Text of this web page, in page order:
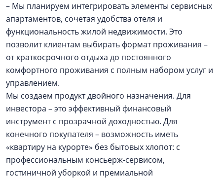
– Мы планируем интегрировать элементы сервисных
апартаментов, сочетая удобства отеля и
функциональность жилой недвижимости. Это
позволит клиентам выбирать формат проживания –
от краткосрочного отдыха до постоянного
комфортного проживания с полным набором услуг и
управлением.
Мы создаем продукт двойного назначения. Для
инвестора – это эффективный финансовый
инструмент с прозрачной доходностью. Для
конечного покупателя – возможность иметь
«квартиру на курорте» без бытовых хлопот: с
профессиональным консьерж-сервисом,
гостиничной уборкой и премиальной